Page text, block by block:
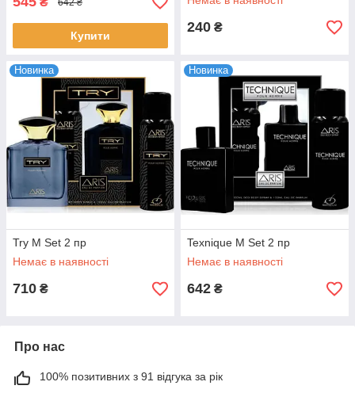
Купити
240 ₴
Новинка
Try M Set 2 пр
Немає в наявності
710 ₴
Новинка
Texnique M Set 2 пр
Немає в наявності
642 ₴
Про нас
100% позитивних з 91 відгука за рік